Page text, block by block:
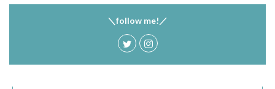
＼follow me!／
検索